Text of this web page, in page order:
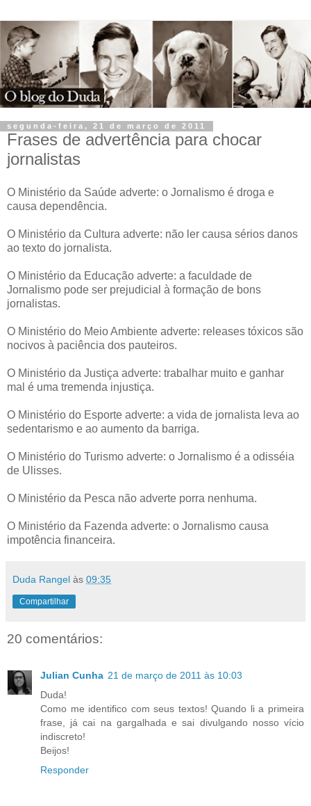
segunda-feira, 21 de março de 2011
Frases de advertência para chocar
jornalistas
O Ministério da Saúde adverte: o Jornalismo é droga e
causa dependência.
O Ministério da Cultura adverte: não ler causa sérios danos
ao texto do jornalista.
O Ministério da Educação adverte: a faculdade de
Jornalismo pode ser prejudicial à formação de bons
jornalistas.
O Ministério do Meio Ambiente adverte: releases tóxicos são
nocivos à paciência dos pauteiros.
O Ministério da Justiça adverte: trabalhar muito e ganhar
mal é uma tremenda injustiça.
O Ministério do Esporte adverte: a vida de jornalista leva ao
sedentarismo e ao aumento da barriga.
O Ministério do Turismo adverte: o Jornalismo é a odisséia
de Ulisses.
O Ministério da Pesca não adverte porra nenhuma.
O Ministério da Fazenda adverte: o Jornalismo causa
impotência financeira.
Duda Rangel às 09:35
Compartilhar
20 comentários:
Julian Cunha 21 de março de 2011 às 10:03
Duda!
Como me identifico com seus textos! Quando li a primeira
frase, já cai na gargalhada e sai divulgando nosso vício
indiscreto!
Beijos!
Responder